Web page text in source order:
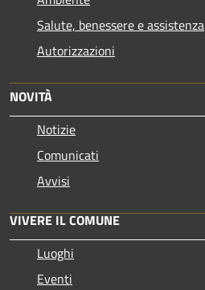
Salute, benessere e assistenza
Autorizzazioni
NOVITÀ
Notizie
Comunicati
Avvisi
VIVERE IL COMUNE
Luoghi
Eventi